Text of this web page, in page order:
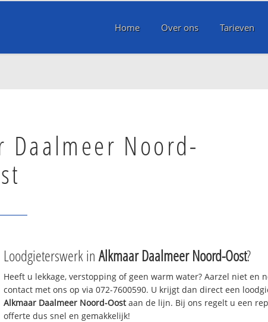
Home Over ons Tarieven
Daalmeer Noord-
Loodgieterswerk in Alkmaar Daalmeer Noord-Oost?
Heeft u lekkage, verstopping of geen warm water? Aarzel niet en
contact met ons op via 072-7600590. U krijgt dan direct een
Alkmaar Daalmeer Noord-Oostaan de lijn. Bij ons regelt u een
offerte dus snel en gemakkelijk!